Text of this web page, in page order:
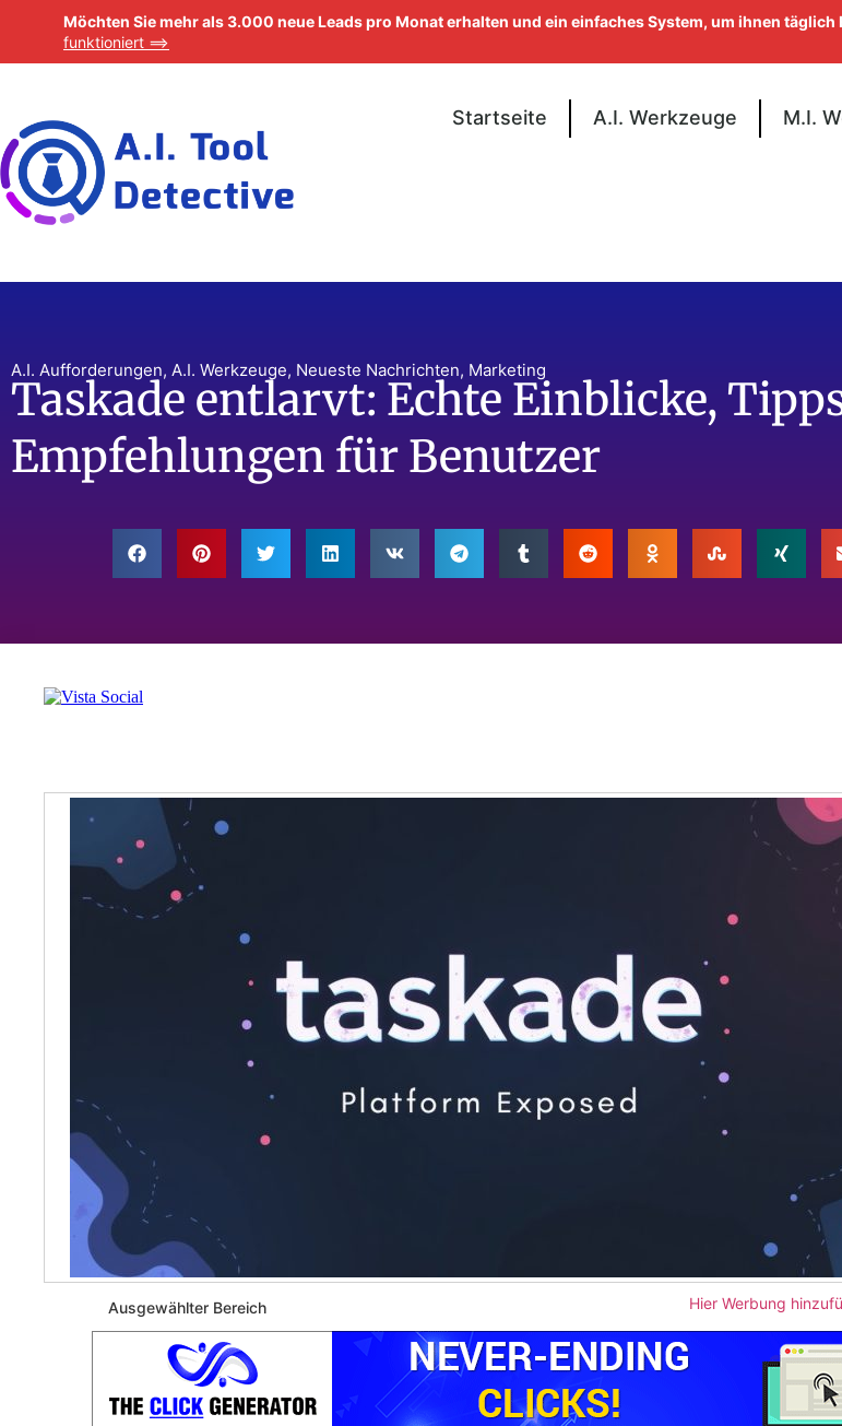
Startseite A.I. Werkzeuge M.I.
A.I. Aufforderungen, A.I. Werkzeuge, Neueste Nachrichten, Marketing
Taskade entlarvt: Echte Einblicke,
Empfehlungen für Benutzer
Ausgewählter Bereich Hier Werbung
Möchten Sie mehr als 3.000 neue Leads pro Monat erhalten und ein einfaches System, um ihnen täglich
funktioniert ==>